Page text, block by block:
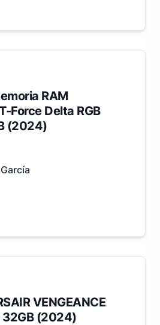
RAM
Force Delta RGB
(2024)
VENGEANCE
32GB (2024)